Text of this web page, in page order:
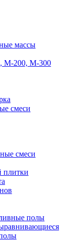
массы
М-200, М-300
смеси
смеси
плитки
полы